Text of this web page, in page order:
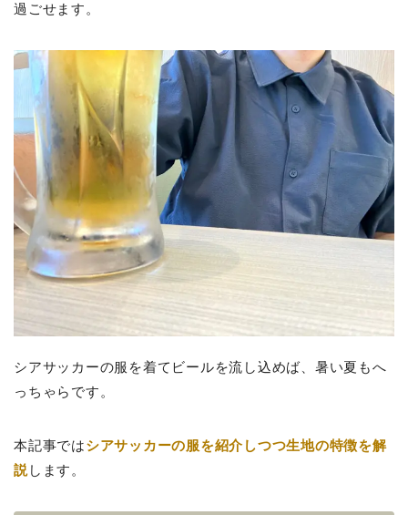
過ごせます。
シアサッカーの服を着てビールを流し込めば、暑い夏もへ
っちゃらです。
本記事ではシアサッカーの服を紹介しつつ生地の特徴を解
説します。